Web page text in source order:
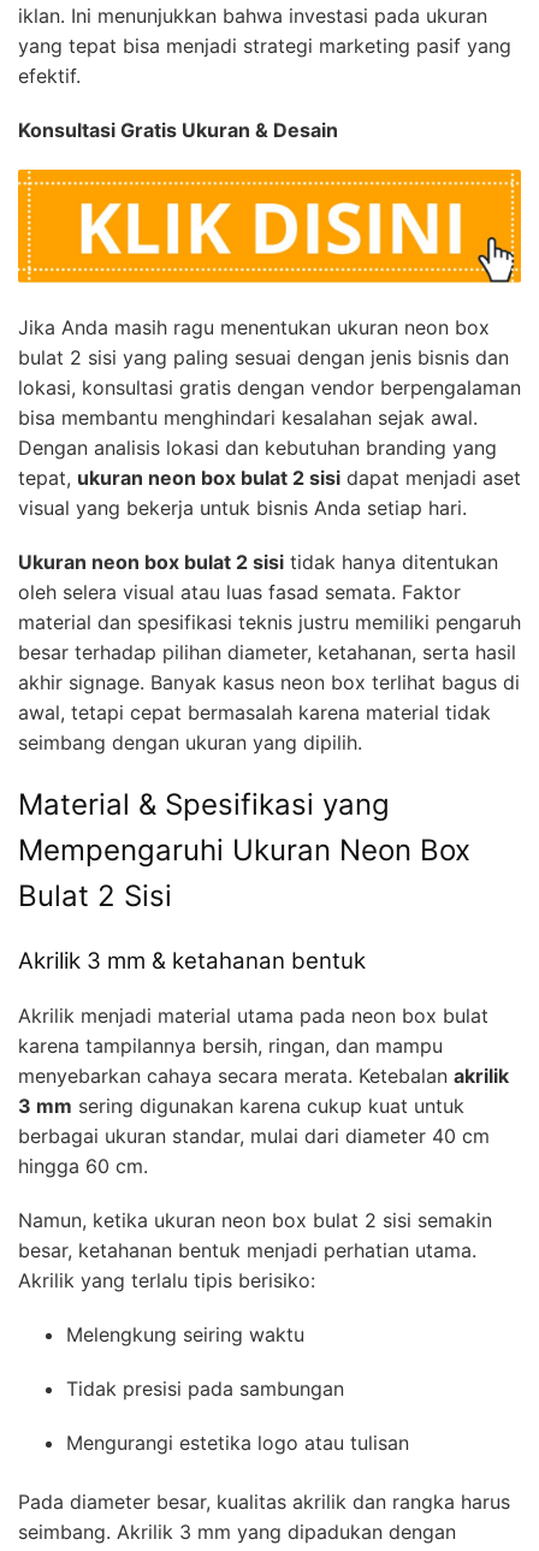
iklan. Ini menunjukkan bahwa investasi pada ukuran
yang tepat bisa menjadi strategi marketing pasif yang
efektif.
Konsultasi Gratis Ukuran & Desain
Jika Anda masih ragu menentukan ukuran neon box
bulat 2 sisi yang paling sesuai dengan jenis bisnis dan
lokasi, konsultasi gratis dengan vendor berpengalaman
bisa membantu menghindari kesalahan sejak awal.
Dengan analisis lokasi dan kebutuhan branding yang
tepat, ukuran neon box bulat 2 sisi dapat menjadi aset
visual yang bekerja untuk bisnis Anda setiap hari.
Ukuran neon box bulat 2 sisi tidak hanya ditentukan
oleh selera visual atau luas fasad semata. Faktor
material dan spesifikasi teknis justru memiliki pengaruh
besar terhadap pilihan diameter, ketahanan, serta hasil
akhir signage. Banyak kasus neon box terlihat bagus di
awal, tetapi cepat bermasalah karena material tidak
seimbang dengan ukuran yang dipilih.
Material & Spesifikasi yang
Mempengaruhi Ukuran Neon Box
Bulat 2 Sisi
Akrilik 3 mm & ketahanan bentuk
Akrilik menjadi material utama pada neon box bulat
karena tampilannya bersih, ringan, dan mampu
menyebarkan cahaya secara merata. Ketebalan akrilik
3 mm sering digunakan karena cukup kuat untuk
berbagai ukuran standar, mulai dari diameter 40 cm
hingga 60 cm.
Namun, ketika ukuran neon box bulat 2 sisi semakin
besar, ketahanan bentuk menjadi perhatian utama.
Akrilik yang terlalu tipis berisiko:
Melengkung seiring waktu
Tidak presisi pada sambungan
Mengurangi estetika logo atau tulisan
Pada diameter besar, kualitas akrilik dan rangka harus
seimbang. Akrilik 3 mm yang dipadukan dengan